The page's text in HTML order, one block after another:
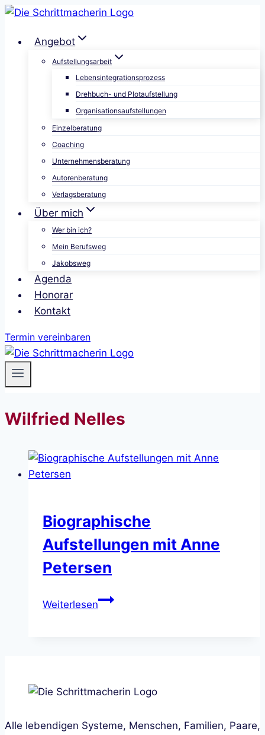
Zum
springenAngebot
Aufstellungsarbeit
Lebensintegrationsprozess
Drehbuch- und Plotaufstellung
Organisationsaufstellungen
Einzelberatung
Coaching
Unternehmensberatung
Autorenberatung
Verlagsberatung
Über mich
Wer bin ich?
Mein Berufsweg
Jakobsweg
Agenda
Honorar
Kontakt
Termin vereinbaren
Wilfried Nelles
Biographische
Aufstellungen mit Anne
Petersen
WeiterlesenBiographische
Alle lebendigen Systeme, Menschen, Familien, Paare,